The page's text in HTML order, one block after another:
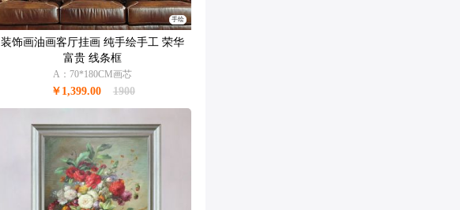
手绘
装饰画油画客厅挂画 纯手绘手工 荣华
富贵 线条框
A：70*180CM画芯
￥1,399.00 1900